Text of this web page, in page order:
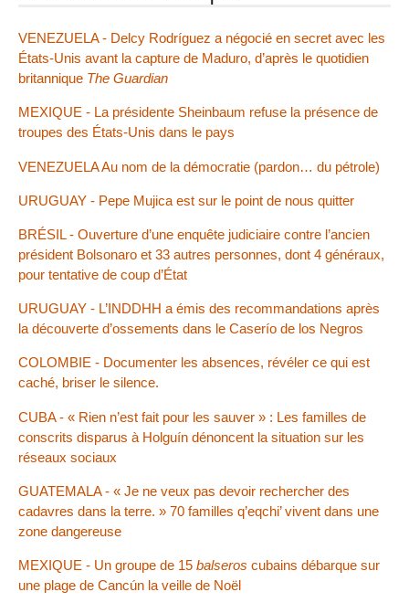
VENEZUELA - Delcy Rodríguez a négocié en secret avec les
États-Unis avant la capture de Maduro, d’après le quotidien
britannique The Guardian
MEXIQUE - La présidente Sheinbaum refuse la présence de
troupes des États-Unis dans le pays
VENEZUELA Au nom de la démocratie (pardon… du pétrole)
URUGUAY - Pepe Mujica est sur le point de nous quitter
BRÉSIL - Ouverture d’une enquête judiciaire contre l’ancien
président Bolsonaro et 33 autres personnes, dont 4 généraux,
pour tentative de coup d’État
URUGUAY - L’INDDHH a émis des recommandations après
la découverte d’ossements dans le Caserío de los Negros
COLOMBIE - Documenter les absences, révéler ce qui est
caché, briser le silence.
CUBA - « Rien n’est fait pour les sauver » : Les familles de
conscrits disparus à Holguín dénoncent la situation sur les
réseaux sociaux
GUATEMALA - « Je ne veux pas devoir rechercher des
cadavres dans la terre. » 70 familles q’eqchi’ vivent dans une
zone dangereuse
MEXIQUE - Un groupe de 15 balseros cubains débarque sur
une plage de Cancún la veille de Noël